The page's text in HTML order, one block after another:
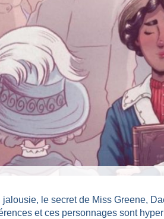
jalousie, le secret de Miss Greene,
et ces personnages sont